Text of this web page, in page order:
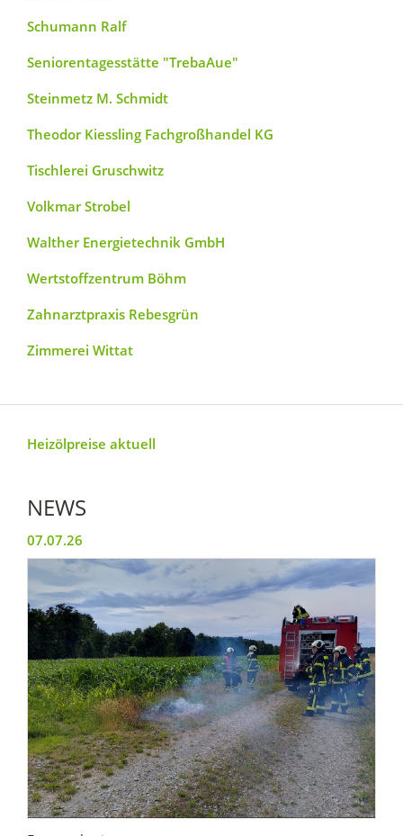
Schumann Ralf
Seniorentagesstätte "TrebaAue"
Steinmetz M. Schmidt
Theodor Kiessling Fachgroßhandel KG
Tischlerei Gruschwitz
Volkmar Strobel
Walther Energietechnik GmbH
Wertstoffzentrum Böhm
Zahnarztpraxis Rebesgrün
Zimmerei Wittat
Heizölpreise aktuell
NEWS
07.07.26